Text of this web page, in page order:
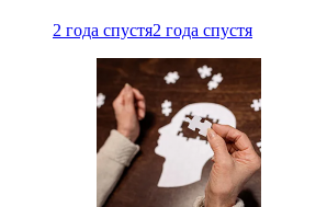
2 года спустя2 года спустя